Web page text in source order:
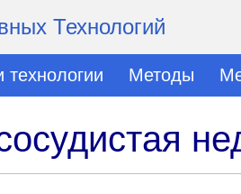
Технологий
Методы